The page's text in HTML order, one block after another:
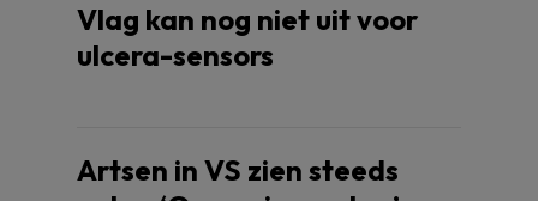
Vlag kan nog niet uit voor
ulcera-sensors
Artsen in VS zien steeds